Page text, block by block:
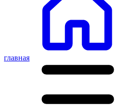
главная